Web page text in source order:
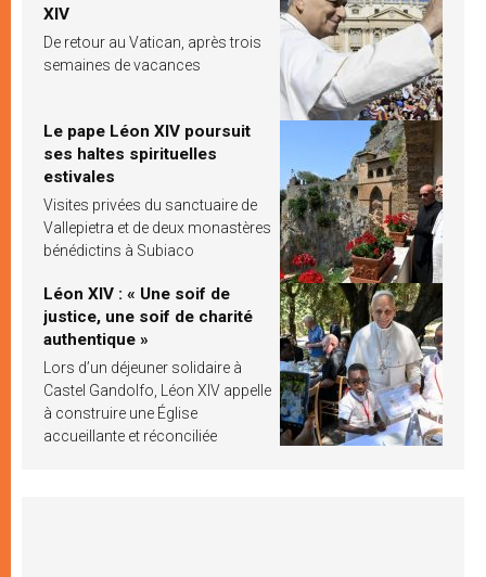
XIV
De retour au Vatican, après trois
semaines de vacances
Le pape Léon XIV poursuit
ses haltes spirituelles
estivales
Visites privées du sanctuaire de
Vallepietra et de deux monastères
bénédictins à Subiaco
Léon XIV : « Une soif de
justice, une soif de charité
authentique »
Lors d’un déjeuner solidaire à
Castel Gandolfo, Léon XIV appelle
à construire une Église
accueillante et réconciliée